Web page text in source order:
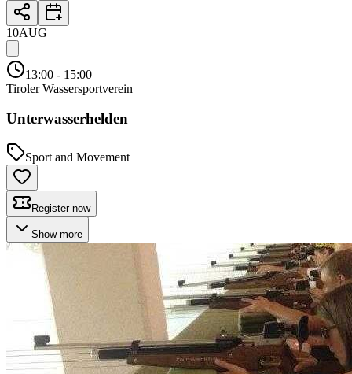
10AUG
13:00 - 15:00
Tiroler Wassersportverein
Unterwasserhelden
Sport and Movement
Register now
Show more